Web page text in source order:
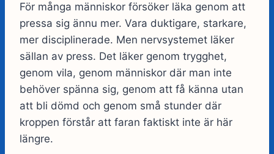
För många människor försöker läka genom att
pressa sig ännu mer. Vara duktigare, starkare,
mer disciplinerade. Men nervsystemet läker
sällan av press. Det läker genom trygghet,
genom vila, genom människor där man inte
behöver spänna sig, genom att få känna utan
att bli dömd och genom små stunder där
kroppen förstår att faran faktiskt inte är här
längre.